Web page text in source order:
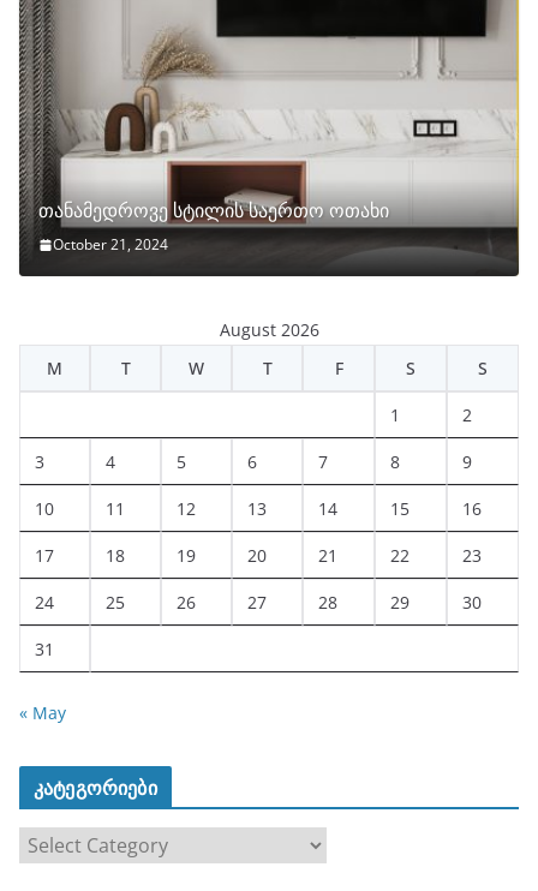
თანამედროვე სტილის საერთო ოთახი
October 21, 2024
August 2026
M
T W T F S S
1 2
3 4 5 6 7 8 9
10 11 12 13 14 15 16
17 18 19 20 21 22 23
24 25 26 27 28 29 30
31
« May
კატეგორიები
ა